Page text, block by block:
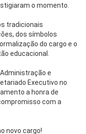
o momento.
tradicionais
dos símbolos
do cargo e o
educacional.
e
Executivo no
a honra de
com a
novo cargo!